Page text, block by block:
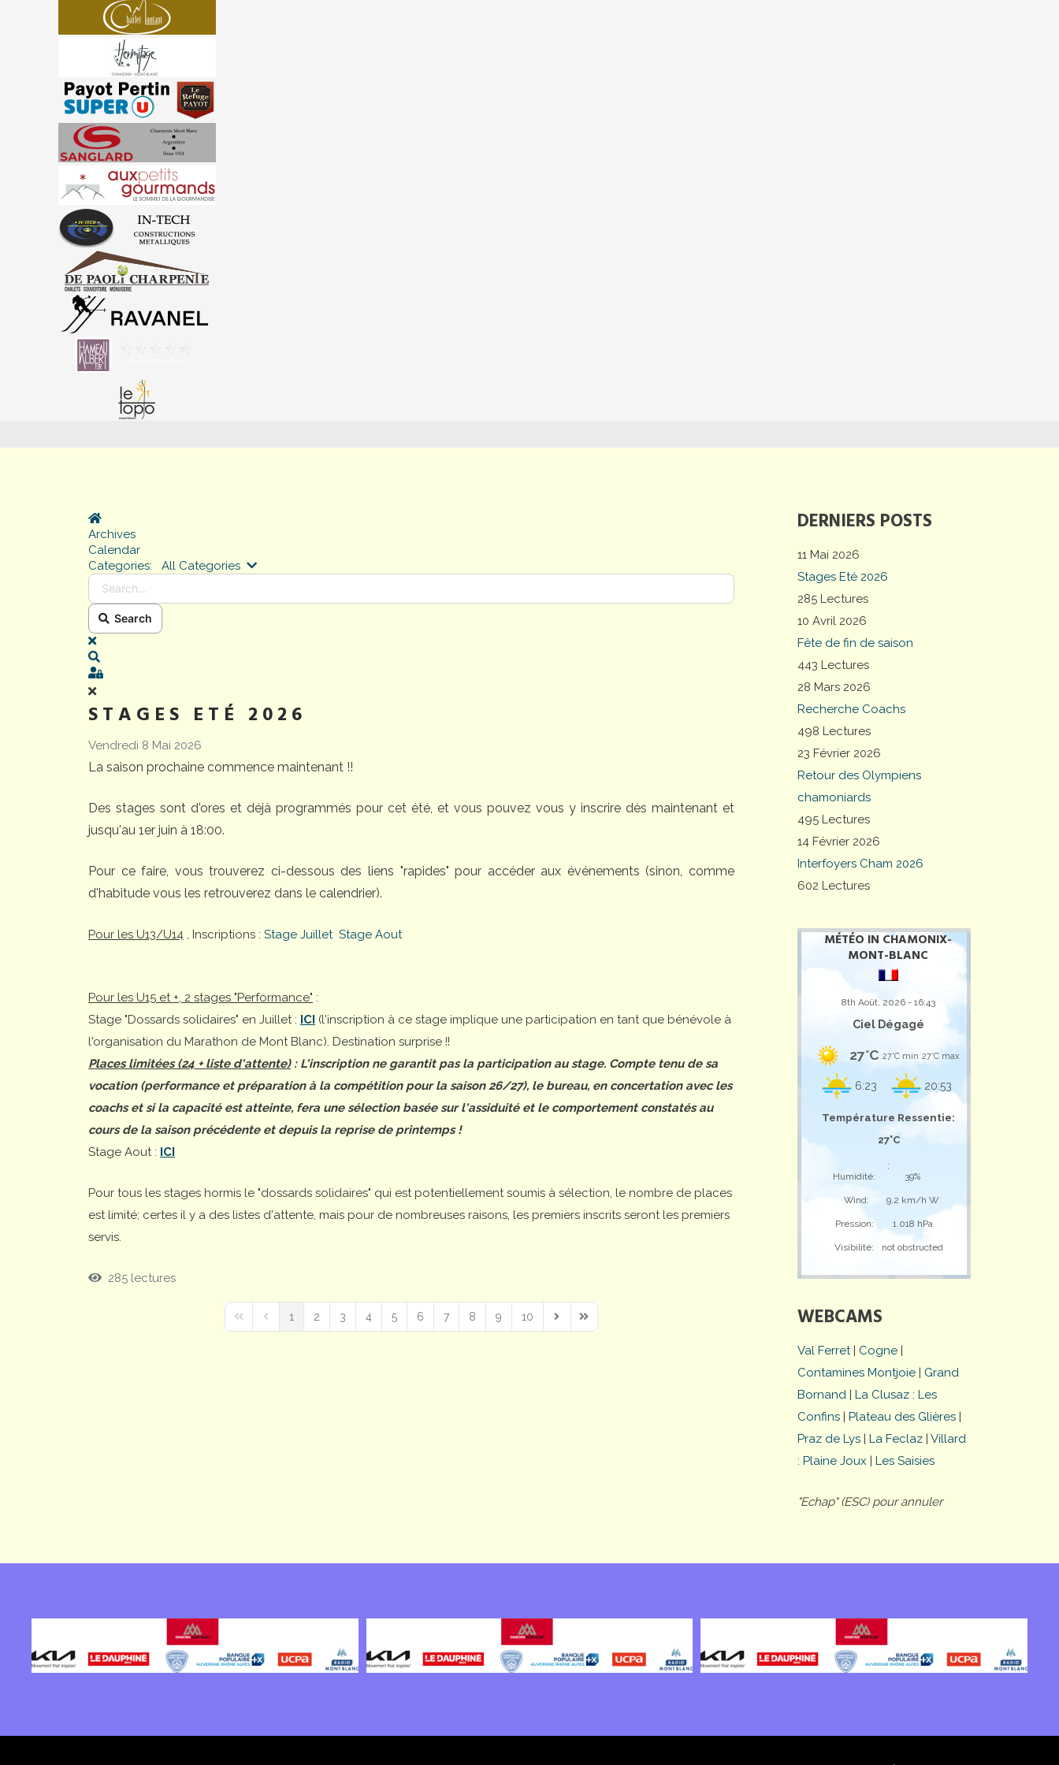
DERNIERS POSTS
11 Mai 2026
Stages Eté 2026
285 Lectures
10 Avril 2026
Fête de fin de saison
443 Lectures
28 Mars 2026
Recherche Coachs
498 Lectures
23 Février 2026
Retour des Olympiens
chamoniards
495 Lectures
14 Février 2026
Interfoyers Cham 2026
602 Lectures
MÉTÉO IN CHAMONIX-
MONT-BLANC
8th Août, 2026 - 16:43
Ciel Dégagé
27°C 27°C min 27°C max
6:23 20:53
Température Ressentie:
27°C
;
Humidité:
39%
Wind: 9,2 km/h W
Pression: 1.018 hPa
Visibilité: not obstructed
WEBCAMS
Val Ferret| Cogne |
Contamines Montjoie | Grand
Bornand | La Clusaz : Les
Confins | Plateau des Glières |
Praz de Lys | La Feclaz | Villard
: Plaine Joux | Les Saisies
"Echap" (ESC) pour annuler
Home
Archives
Calendar
Categories:
All Categories Search...
Search
x
Sign In
STAGES ETÉ 2026
Vendredi 8 Mai 2026
La saison prochaine commence maintenant !!
Des stages sont d'ores et déjà programmés pour cet été, et vous pouvez vous y inscrire dès maintenant et
jusqu'au 1er juin à 18:00.
Pour ce faire, vous trouverez ci-dessous des liens "rapides" pour accéder aux événements (sinon, comme
d'habitude vous les retrouverez dans le calendrier).
Pour les U13/U14 , Inscriptions : Stage Juillet Stage Aout
Pour les U15 et +, 2 stages "Performance" :
Stage "Dossards solidaires" en Juillet : ICI (l'inscription à ce stage implique une participation en tant que bénévole à
l'organisation du Marathon de Mont Blanc). Destination surprise !!
Places limitées (24 + liste d'attente): L'inscription ne garantit pas la participation au stage. Compte tenu de sa
vocation (performance et préparation à la compétition pour la saison 26/27), le bureau, en concertation avec les
coachs et si la capacité est atteinte, fera une sélection basée sur l'assiduité et le comportement constatés au
cours de la saison précédente et depuis la reprise de printemps !
Stage Aout : ICI
Pour tous les stages hormis le "dossards solidaires" qui est potentiellement soumis à sélection, le nombre de places
est limité; certes il y a des listes d'attente, mais pour de nombreuses raisons, les premiers inscrits seront les premiers
servis.
285 lectures
First PagePrevious Page
1 2 3 4 5 6 7 8 9 10
Next PageLast Page